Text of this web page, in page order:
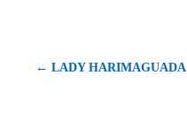
← LADY HARIMAGUADA